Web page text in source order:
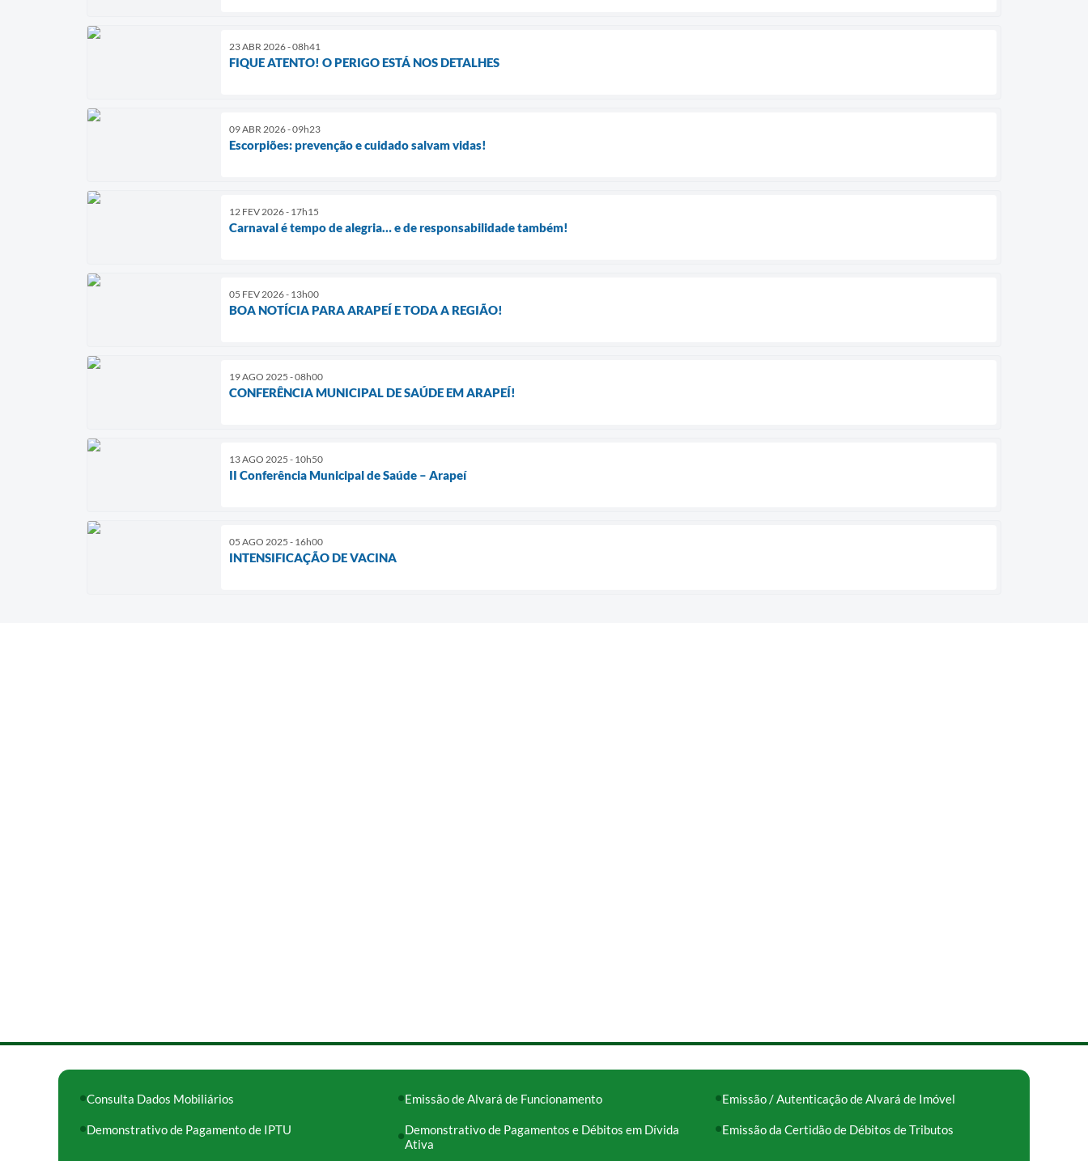
23 ABR 2026 - 08h41
FIQUE ATENTO! O PERIGO ESTÁ NOS DETALHES
09 ABR 2026 - 09h23
Escorpiões: prevenção e cuidado salvam vidas!
12 FEV 2026 - 17h15
Carnaval é tempo de alegria… e de responsabilidade também!
05 FEV 2026 - 13h00
BOA NOTÍCIA PARA ARAPEÍ E TODA A REGIÃO!
19 AGO 2025 - 08h00
CONFERÊNCIA MUNICIPAL DE SAÚDE EM ARAPEÍ!
13 AGO 2025 - 10h50
II Conferência Municipal de Saúde – Arapeí
05 AGO 2025 - 16h00
INTENSIFICAÇÃO DE VACINA
Consulta Dados Mobiliários Emissão de Alvará de Funcionamento Emissão / Autenticação de Alvará de Imóvel
Demonstrativo de Pagamento de IPTU
Demonstrativo de Pagamentos e Débitos em Dívida
Ativa
Emissão da Certidão de Débitos de Tributos